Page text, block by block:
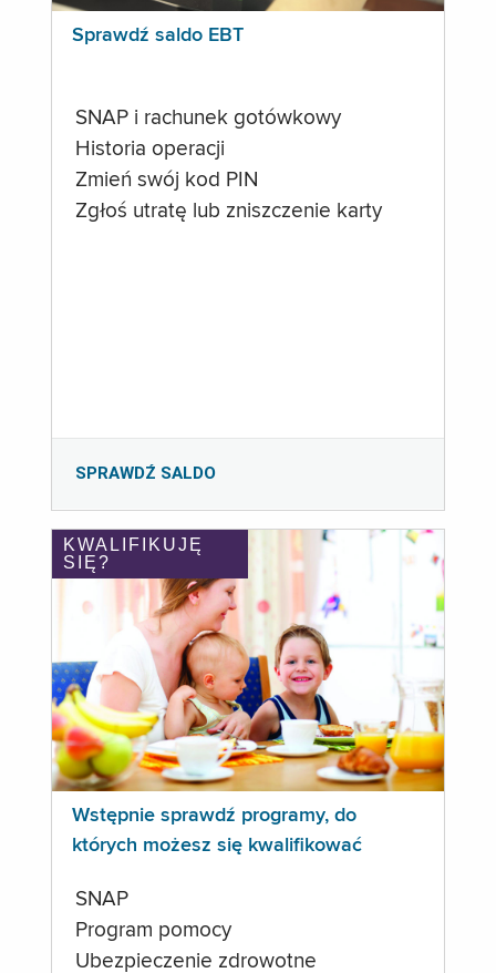
Sprawdź saldo EBT
SNAP i rachunek gotówkowy
Historia operacji
Zmień swój kod PIN
Zgłoś utratę lub zniszczenie karty
SPRAWDŹ SALDO
KWALIFIKUJĘ
SIĘ?
Wstępnie sprawdź programy, do
których możesz się kwalifikować
SNAP
Program pomocy
Ubezpieczenie zdrowotne